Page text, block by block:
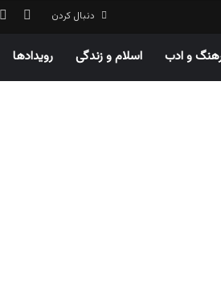
دنبال کردن ورود
و ادب اسلام و زندگی رویدادها